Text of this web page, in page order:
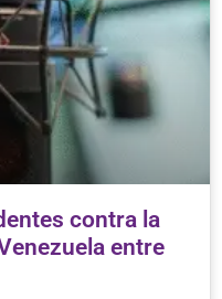
contra la
entre